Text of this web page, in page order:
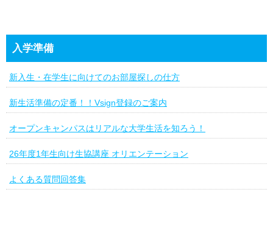
入学準備
新入生・在学生に向けてのお部屋探しの仕方
新生活準備の定番！！Vsign登録のご案内
オープンキャンパスはリアルな大学生活を知ろう！
26年度1年生向け生協講座 オリエンテーション
よくある質問回答集